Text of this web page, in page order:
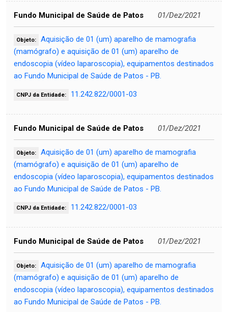
Fundo Municipal de Saúde de Patos 01/Dez/2021
Objeto:
Aquisição de 01 (um) aparelho de mamografia
(mamógrafo) e aquisição de 01 (um) aparelho de
endoscopia (vídeo laparoscopia), equipamentos destinados
ao Fundo Municipal de Saúde de Patos - PB.
CNPJ da Entidade: 11.242.822/0001-03
Fundo Municipal de Saúde de Patos 01/Dez/2021
Objeto:
Aquisição de 01 (um) aparelho de mamografia
(mamógrafo) e aquisição de 01 (um) aparelho de
endoscopia (vídeo laparoscopia), equipamentos destinados
ao Fundo Municipal de Saúde de Patos - PB.
CNPJ da Entidade: 11.242.822/0001-03
Fundo Municipal de Saúde de Patos 01/Dez/2021
Objeto:
Aquisição de 01 (um) aparelho de mamografia
(mamógrafo) e aquisição de 01 (um) aparelho de
endoscopia (vídeo laparoscopia), equipamentos destinados
ao Fundo Municipal de Saúde de Patos - PB.